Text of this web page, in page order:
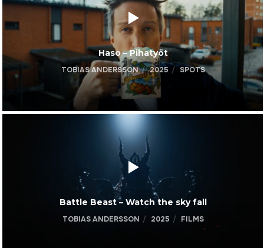
Haso – Pihatyöt
TOBIAS ANDERSSON 2025 SPOTS
Battle Beast – Watch the sky fall
TOBIAS ANDERSSON 2025 FILMS